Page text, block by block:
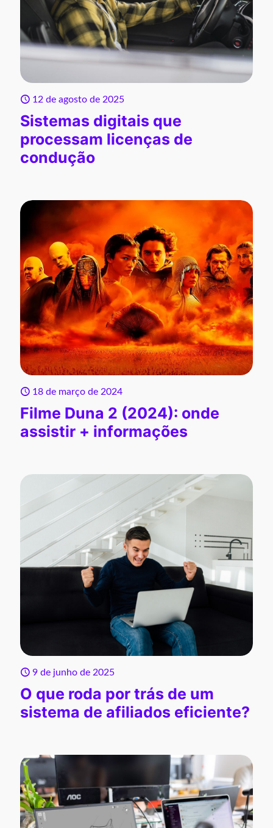
12 de agosto de 2025
Sistemas digitais que
processam licenças de
condução
18 de março de 2024
Filme Duna 2 (2024): onde
assistir + informações
9 de junho de 2025
O que roda por trás de um
sistema de afiliados eficiente?